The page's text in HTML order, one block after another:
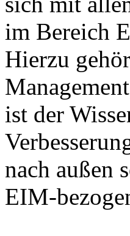
im Bereich
Hierzu
ist der
nach außen
EIM-